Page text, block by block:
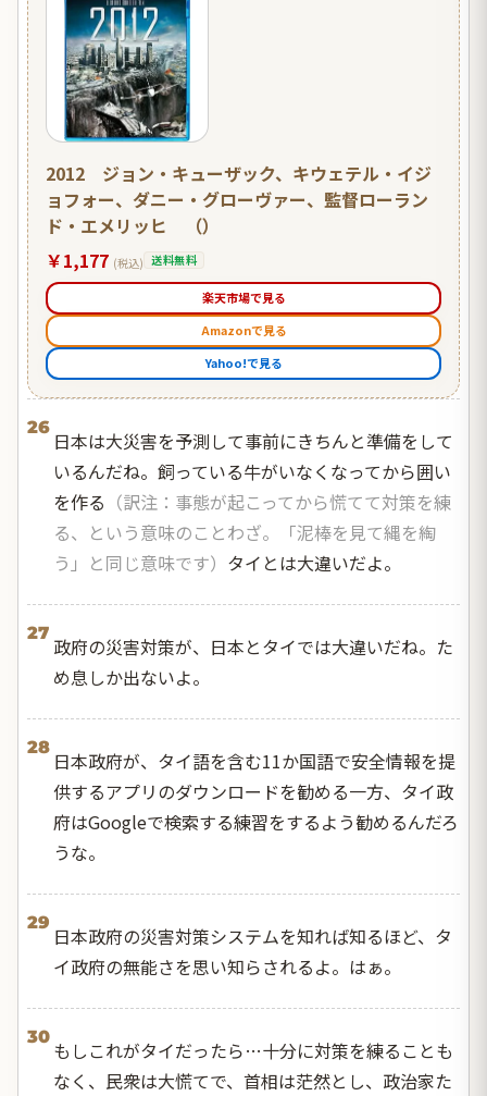
2012 ジョン・キューザック、キウェテル・イジ
ョフォー、ダニー・グローヴァー、監督ローラン
ド・エメリッヒ （）
￥1,177 (税込) 送料無料
楽天市場で見る
Amazonで見る
Yahoo!で見る
26
日本は大災害を予測して事前にきちんと準備をして
いるんだね。飼っている牛がいなくなってから囲い
を作る （訳注：事態が起こってから慌てて対策を練
る、という意味のことわざ。「泥棒を見て縄を綯
う」と同じ意味です） タイとは大違いだよ。
27
政府の災害対策が、日本とタイでは大違いだね。た
め息しか出ないよ。
28
日本政府が、タイ語を含む11か国語で安全情報を提
供するアプリのダウンロードを勧める一方、タイ政
府はGoogleで検索する練習をするよう勧めるんだろ
うな。
29
日本政府の災害対策システムを知れば知るほど、タ
イ政府の無能さを思い知らされるよ。はぁ。
30
もしこれがタイだったら…十分に対策を練ることも
なく、民衆は大慌てで、首相は茫然とし、政治家た